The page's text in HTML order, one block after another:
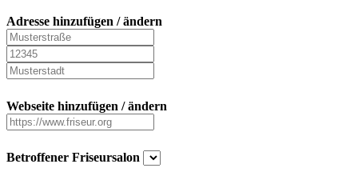
Adresse hinzufügen / ändern
Webseite hinzufügen / ändern
Betroffener Friseursalon